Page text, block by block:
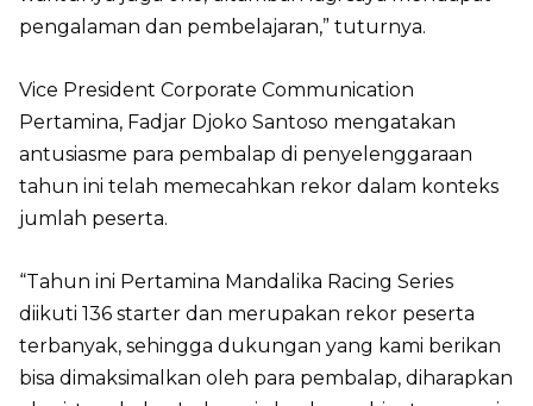
pengalaman dan pembelajaran,” tuturnya.
Vice President Corporate Communication
Pertamina, Fadjar Djoko Santoso mengatakan
antusiasme para pembalap di penyelenggaraan
tahun ini telah memecahkan rekor dalam konteks
jumlah peserta.
“Tahun ini Pertamina Mandalika Racing Series
diikuti 136 starter dan merupakan rekor peserta
terbanyak, sehingga dukungan yang kami berikan
bisa dimaksimalkan oleh para pembalap, diharapkan